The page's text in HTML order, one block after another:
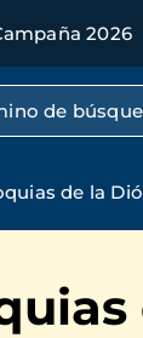
2026
texto
de la